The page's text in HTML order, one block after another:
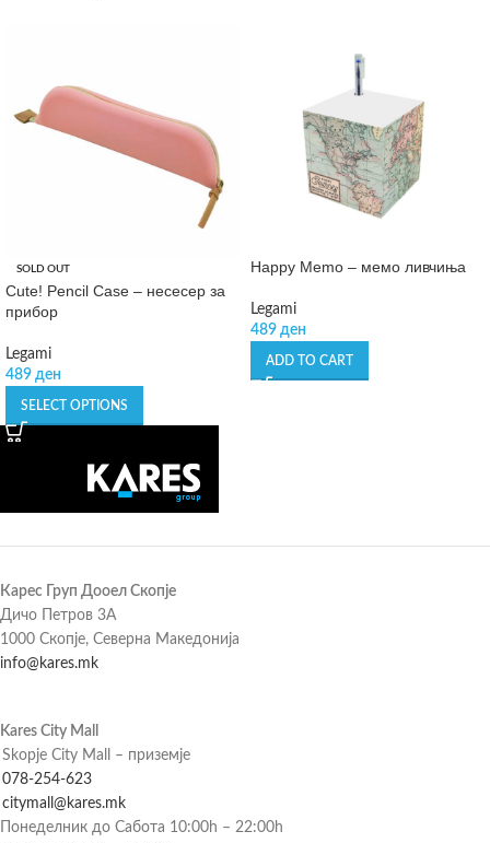
SOLD OUT
Cute! Pencil Case – несесер за
прибор
Legami
489 ден
SELECT OPTIONS
Happy Memo – мемо ливчиња
Legami
489 ден
ADD TO CART
Карес Груп Дооел Скопје
Дичо Петров 3А
1000 Скопје, Северна Македонија
info@kares.mk
Kares City Mall
Skopje City Mall – приземје
078-254-623
citymall@kares.mk
Понеделник до Сабота 10:00h – 22:00h